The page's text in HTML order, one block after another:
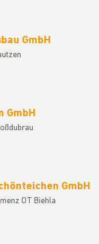
GmbH
GmbH
GmbH
OT Biehla